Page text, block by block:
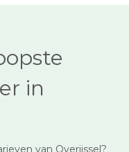
in
van Overijssel?